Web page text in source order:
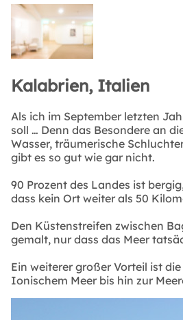
Kalabrien, Italien
Als ich im September letzten
soll … Denn das Besondere an
Wasser, träumerische
gibt es so gut wie gar nicht.
90 Prozent des Landes ist
dass kein Ort weiter als 50
Den Küstenstreifen zwischen
gemalt, nur dass das Meer
Ein weiterer großer Vorteil ist
Ionischem Meer bis hin zur